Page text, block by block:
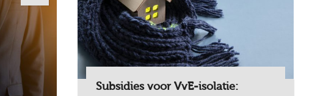
Subsidies voor VvE-isolatie: